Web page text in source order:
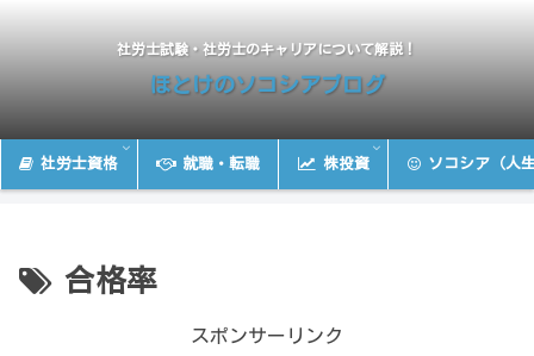
社労士試験・社労士のキャリアについて解説！
ほとけのソコシアブログ
社労士資格 就職・転職 株投資 ソコシア（人
合格率
スポンサーリンク